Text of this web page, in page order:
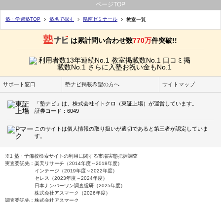
ページTOP
塾・学習塾TOP 塾名で探す 県南ゼミナール 教室一覧
は累計問い合わせ数770万件突破!!
サポート窓口 塾ナビ掲載希望の方へ サイトマップ
「塾ナビ」は、株式会社イトクロ（東証上場）が運営しています。
証券コード：6049
このサイトは個人情報の取り扱いが適切であると第三者が認定していま
す。
※1 塾・予備校検索サイトの利用に関する市場実態把握調査
実査委託先：楽天リサーチ（2014年度～2018年度）
インテージ（2019年度～2022年度）
セレス（2023年度～2024年度）
日本ナンバーワン調査総研（2025年度）
株式会社アスマーク（2026年度）
調査委託先：株式会社アスマーク